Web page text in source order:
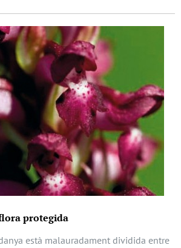
protegida
està malauradament dividida entre